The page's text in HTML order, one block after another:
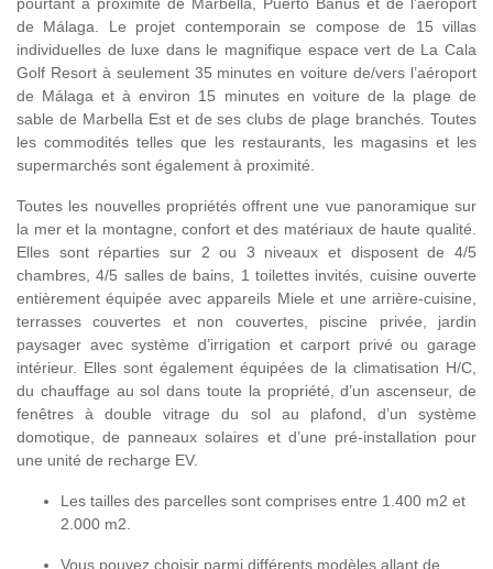
de Málaga. Le projet contemporain se compose de 15 villas
individuelles de luxe dans le magnifique espace vert de La Cala
Golf Resort à seulement 35 minutes en voiture de/vers l’aéroport
de Málaga et à environ 15 minutes en voiture de la plage de
sable de Marbella Est et de ses clubs de plage branchés. Toutes
les commodités telles que les restaurants, les magasins et les
supermarchés sont également à proximité.
Toutes les nouvelles propriétés offrent une vue panoramique sur
la mer et la montagne, confort et des matériaux de haute qualité.
Elles sont réparties sur 2 ou 3 niveaux et disposent de 4/5
chambres, 4/5 salles de bains, 1 toilettes invités, cuisine ouverte
entièrement équipée avec appareils Miele et une arrière-cuisine,
terrasses couvertes et non couvertes, piscine privée, jardin
paysager avec système d’irrigation et carport privé ou garage
intérieur. Elles sont également équipées de la climatisation H/C,
du chauffage au sol dans toute la propriété, d’un ascenseur, de
fenêtres à double vitrage du sol au plafond, d’un système
domotique, de panneaux solaires et d’une pré-installation pour
une unité de recharge EV.
Les tailles des parcelles sont comprises entre 1.400 m2 et
2.000 m2.
Vous pouvez choisir parmi différents modèles allant de